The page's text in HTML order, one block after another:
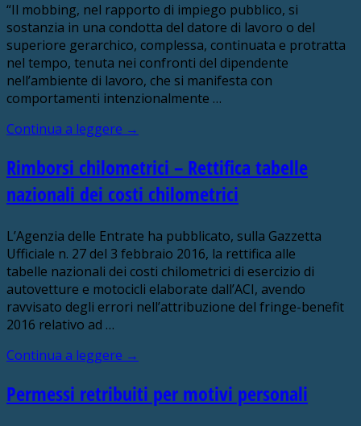
“Il mobbing, nel rapporto di impiego pubblico, si
sostanzia in una condotta del datore di lavoro o del
superiore gerarchico, complessa, continuata e protratta
nel tempo, tenuta nei confronti del dipendente
nell’ambiente di lavoro, che si manifesta con
comportamenti intenzionalmente …
Continua a leggere →
Rimborsi chilometrici – Rettifica tabelle
nazionali dei costi chilometrici
L’Agenzia delle Entrate ha pubblicato, sulla Gazzetta
Ufficiale n. 27 del 3 febbraio 2016, la rettifica alle
tabelle nazionali dei costi chilometrici di esercizio di
autovetture e motocicli elaborate dall’ACI, avendo
ravvisato degli errori nell’attribuzione del fringe-benefit
2016 relativo ad …
Continua a leggere →
Permessi retribuiti per motivi personali